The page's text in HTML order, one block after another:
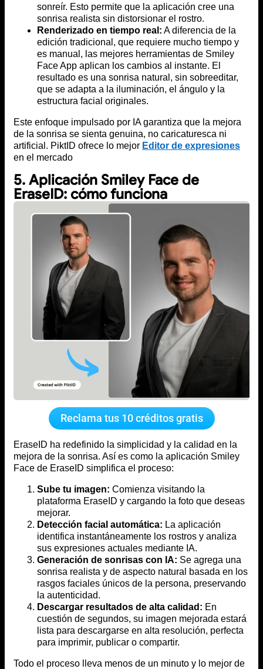
sonreír. Esto permite que la aplicación cree una
sonrisa realista sin distorsionar el rostro.
Renderizado en tiempo real: A diferencia de la
edición tradicional, que requiere mucho tiempo y
es manual, las mejores herramientas de Smiley
Face App aplican los cambios al instante. El
resultado es una sonrisa natural, sin sobreeditar,
que se adapta a la iluminación, el ángulo y la
estructura facial originales.
Este enfoque impulsado por IA garantiza que la mejora
de la sonrisa se sienta genuina, no caricaturesca ni
artificial. PiktID ofrece lo mejor Editor de expresiones
en el mercado
5. Aplicación Smiley Face de
EraseID: cómo funciona
Reclama tus 10 créditos gratis
EraseID ha redefinido la simplicidad y la calidad en la
mejora de la sonrisa. Así es como la aplicación Smiley
Face de EraseID simplifica el proceso:
Sube tu imagen: Comienza visitando la
plataforma EraseID y cargando la foto que deseas
mejorar.
Detección facial automática: La aplicación
identifica instantáneamente los rostros y analiza
sus expresiones actuales mediante IA.
Generación de sonrisas con IA: Se agrega una
sonrisa realista y de aspecto natural basada en los
rasgos faciales únicos de la persona, preservando
la autenticidad.
Descargar resultados de alta calidad: En
cuestión de segundos, su imagen mejorada estará
lista para descargarse en alta resolución, perfecta
para imprimir, publicar o compartir.
Todo el proceso lleva menos de un minuto y lo mejor de